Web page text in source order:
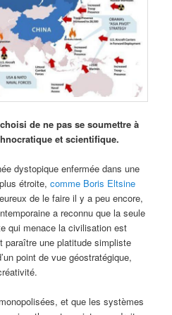
de ne pas se soumettre à
et scientifique.
dystopique enfermée dans une
étroite,comme Boris Eltsine
de le faire il y a peu encore,
a reconnu que la seule
qui menace la civilisation est
paraître une platitude simpliste
point de vue géostratégique,
et que les systèmes